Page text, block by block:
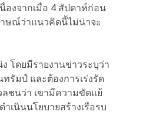
องจากเมื่อ 4 สัปดาห์ก่อน
าษณ์ว่าแนวคิดนี้ไม่น่าจะ
โดยมีรายงานข่าวระบุว่า
รัมป์ และต้องการเร่งรัด
ลชนว่า เขามีความขัดแย้
เนินนโยบายสร้างเรือรบ